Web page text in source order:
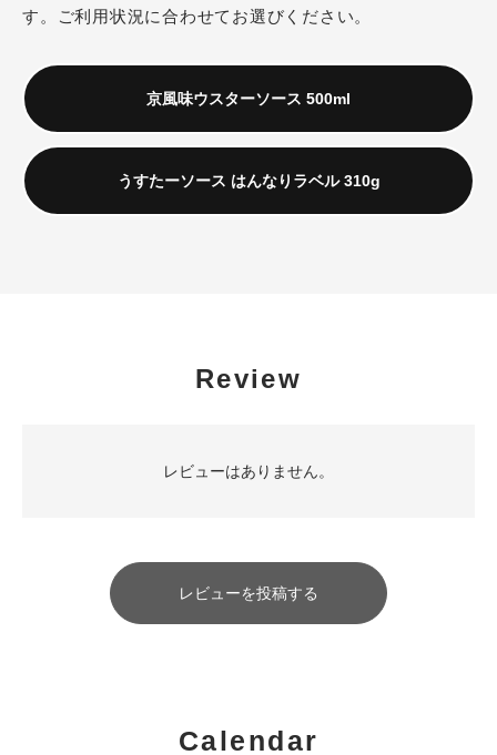
す。ご利用状況に合わせてお選びください。
京風味ウスターソース 500ml
うすたーソース はんなりラベル 310g
Review
レビューはありません。
レビューを投稿する
Calendar